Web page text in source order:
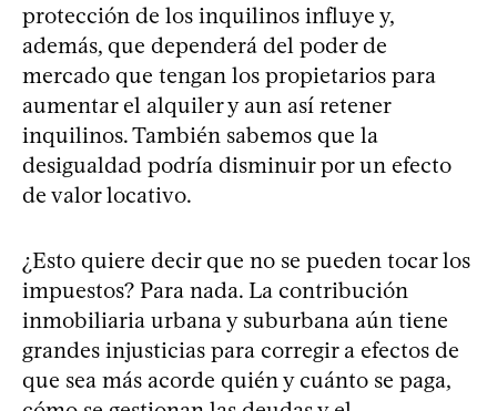
protección de los inquilinos influye y,
además, que dependerá del poder de
mercado que tengan los propietarios para
aumentar el alquiler y aun así retener
inquilinos. También sabemos que la
desigualdad podría disminuir por un efecto
de valor locativo.
¿Esto quiere decir que no se pueden tocar los
impuestos? Para nada. La contribución
inmobiliaria urbana y suburbana aún tiene
grandes injusticias para corregir a efectos de
que sea más acorde quién y cuánto se paga,